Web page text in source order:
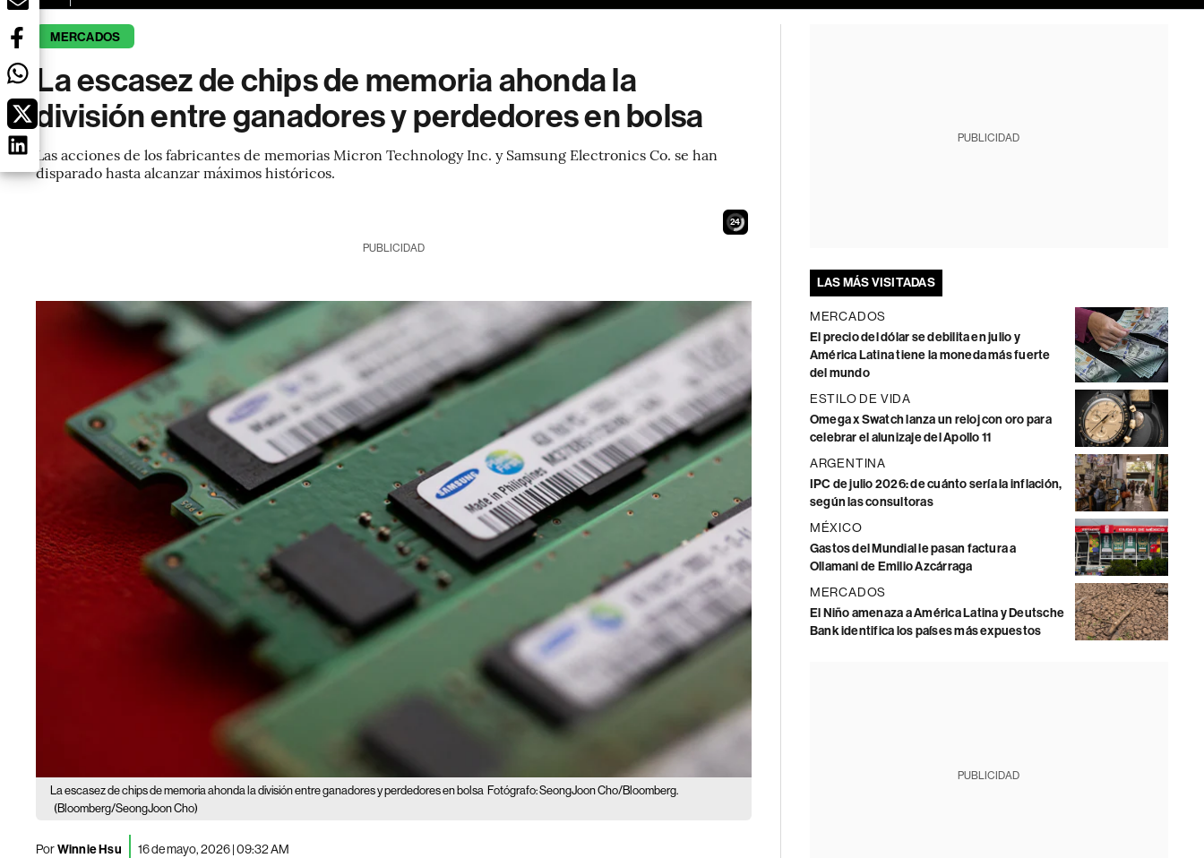
MERCADOS
La escasez de chips de memoria ahonda la
división entre ganadores y perdedores en bolsa
Las acciones de los fabricantes de memorias Micron Technology Inc. y Samsung Electronics Co. se han
disparado hasta alcanzar máximos históricos.
22
PUBLICIDAD
La escasez de chips de memoria ahonda la división entre ganadores y perdedores en bolsa Fotógrafo: SeongJoon Cho/Bloomberg.
(Bloomberg/SeongJoon Cho)
PorWinnie Hsu 16 de mayo, 2026 | 09:32 AM
PUBLICIDAD
LAS MÁS VISITADAS
MERCADOS
El precio del dólar se debilita en julio y
América Latina tiene la moneda más fuerte
del mundo
ESTILO DE VIDA
Omega x Swatch lanza un reloj con oro para
celebrar el alunizaje del Apollo 11
ARGENTINA
IPC de julio 2026: de cuánto sería la inflación,
según las consultoras
MÉXICO
Gastos del Mundial le pasan factura a
Ollamani de Emilio Azcárraga
MERCADOS
El Niño amenaza a América Latina y Deutsche
Bank identifica los países más expuestos
PUBLICIDAD